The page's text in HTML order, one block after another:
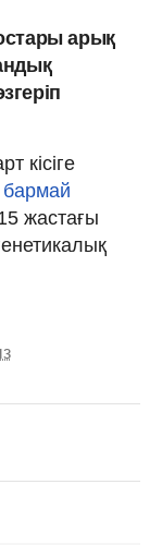
арық
кісіге
бармай
жастағы